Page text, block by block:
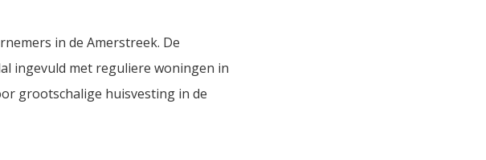
in de Amerstreek. De
ingevuld met reguliere woningen in
grootschalige huisvesting in de